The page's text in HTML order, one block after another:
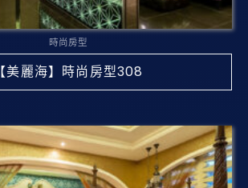
時尚房型
【美麗海】時尚房型308